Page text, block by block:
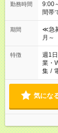
勤務時間
9:00～
間帯
期間
≪急
月～
特徴 週1
業・
集 /
気にな